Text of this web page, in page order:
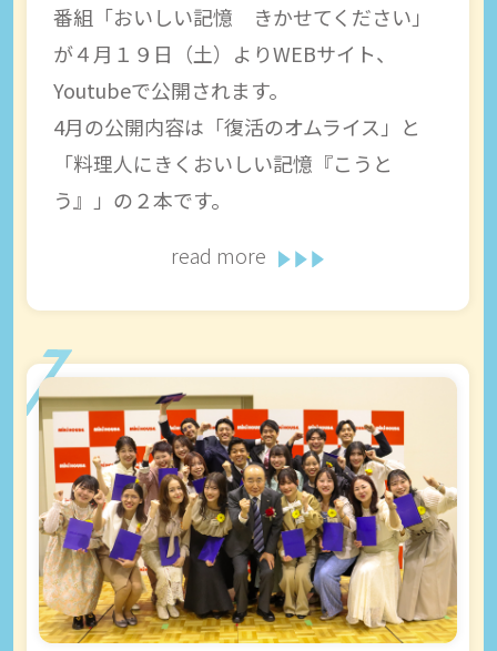
番組「おいしい記憶 きかせてください」
が４月１９日（土）よりWEBサイト、
Youtubeで公開されます。
4月の公開内容は「復活のオムライス」と
「料理人にきくおいしい記憶『こうと
う』」の２本です。
read more